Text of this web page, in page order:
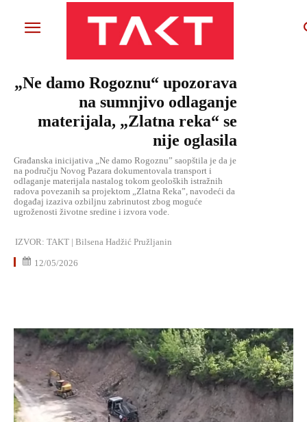
„Ne damo Rogoznu“ upozorava
na sumnjivo odlaganje
materijala, „Zlatna reka“ se
nije oglasila
Građanska inicijativa „Ne damo Rogoznu” saopštila je da je
na području Novog Pazara dokumentovala transport i
odlaganje materijala nastalog tokom geoloških istražnih
radova povezanih sa projektom „Zlatna Reka”, navodeći da
događaj izaziva ozbiljnu zabrinutost zbog moguće
ugroženosti životne sredine i izvora vode.
IZVOR: TAKT | Bilsena Hadžić Pružljanin
12/05/2026